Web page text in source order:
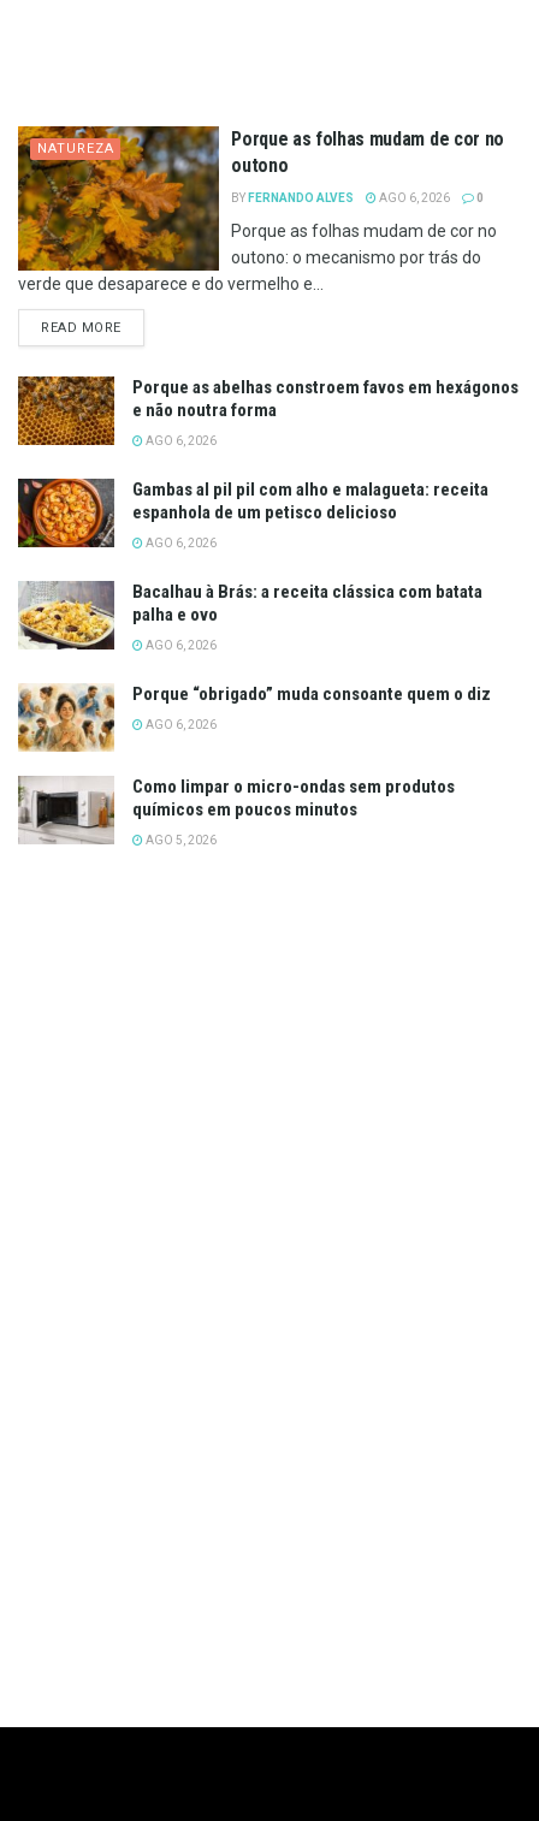
NATUREZA
Porque as folhas mudam de cor no
outono
BY FERNANDO ALVES AGO 6, 2026 0
Porque as folhas mudam de cor no
outono: o mecanismo por trás do
verde que desaparece e do vermelho e...
READ MOREDETAILS
Porque as abelhas constroem favos em hexágonos
e não noutra forma
AGO 6, 2026
Gambas al pil pil com alho e malagueta: receita
espanhola de um petisco delicioso
AGO 6, 2026
Bacalhau à Brás: a receita clássica com batata
palha e ovo
AGO 6, 2026
Porque “obrigado” muda consoante quem o diz
AGO 6, 2026
Como limpar o micro-ondas sem produtos
químicos em poucos minutos
AGO 5, 2026